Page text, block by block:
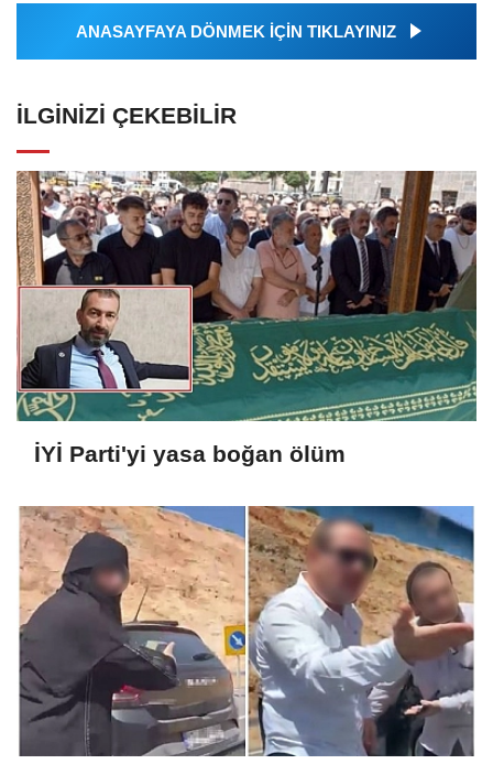
ANASAYFAYA DÖNMEK İÇİN TIKLAYINIZ
İLGINIZI ÇEKEBILIR
İYİ Parti'yi yasa boğan ölüm